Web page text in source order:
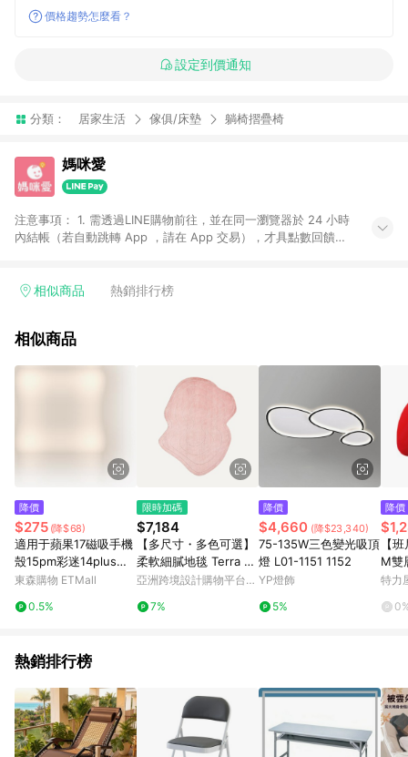
價格趨勢怎麼看？
設定到價通知
分類： 居家生活 傢俱/床墊 躺椅摺疊椅
媽咪愛
注意事項： 1. 需透過LINE購物前往，並在同一瀏覽器於 24 小時
內結帳（若自動跳轉 App ，請在 App 交易），才具點數回饋資
請更新至 3.9 才具贈點資格。 5. 點數將於廠商出貨後 30 天後發
車標示為準。 7. LINE購物導購回饋無法與媽咪愛站上折價券並
商品類別不回饋，請參考以下列表：童書館出清 / Switch 遊戲片
/ 瑪利歐玩具 / LEGO樂高 / 尿布 / 橋樑書 / 中高年級推薦書單 /
行李箱 / 寶寶攝影機 / 雞精&鱸魚精 / 美妝保養 / 居家防護 / 暢銷
作者&經典角色 / 人氣卡通大集合 / 地墊&圍欄 / 外文&英文童書 /
套書專區 / 各式零嘴&堅果&珍珠&果乾&糖果 / 兒童耳機&耳麥 /
水果專區 / 親子理財書單 / 6~8歲推薦書單 / 箱購專區 / 寶可夢
pokemon玩具 / 世界名著 / 廚房家電 / 蔬果汁&奶粉 / 體能玩具 /
相似商品 熱銷排行榜
相似商品
降價
$275 (降$68)
適用于蘋果17磁吸手機
殼15pm彩迷14plus雙
層p硅膠iphone16pro
摔高級耐用磨軍事風m
東森購物 ETMall
0.5%
限時加碼
$7,184
【多尺寸・多色可選】
柔軟細膩地毯 Terra 地
毯 異形
亞洲跨境設計購物平台
7%
降價
$4,660 (降$23,340)
75-135W三色變光吸頂
燈 L01-1151 1152
YP燈飾
5%
降價
【
M雙
懶骨
特力
熱銷排行榜